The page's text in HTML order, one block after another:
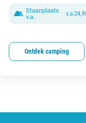
Staanplaats
v.a.
v.a.
Ontdek camping